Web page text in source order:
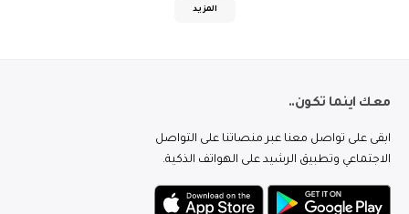
المزيد
معك اينما تكون..
ابقى على تواصل معنا عبر منصاتنا على التواصل
الاجتماعي وتطبيق الرشيد على الهواتف الذكية.